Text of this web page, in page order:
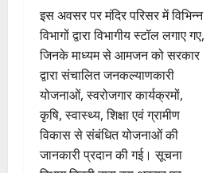
इस अवसर पर मंदिर परिसर में विभिन्न
विभागों द्वारा विभागीय स्टॉल लगाए गए,
जिनके माध्यम से आमजन को सरकार
द्वारा संचालित जनकल्याणकारी
योजनाओं, स्वरोजगार कार्यक्रमों,
कृषि, स्वास्थ्य, शिक्षा एवं ग्रामीण
विकास से संबंधित योजनाओं की
जानकारी प्रदान की गई। सूचना